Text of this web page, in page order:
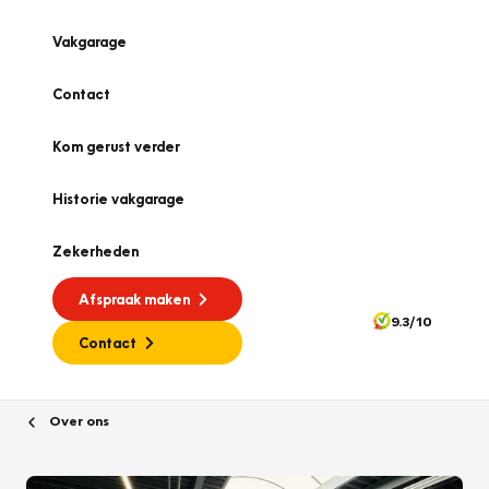
Vakgarage
Contact
Kom gerust verder
Historie vakgarage
Zekerheden
Afspraak maken
Contact
9.3/10
Over ons